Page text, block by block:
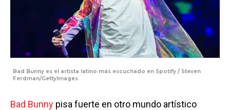
Bad Bunny es el artista latino más escuchado en Spotify / Steven
Ferdman/GettyImages
Bad Bunny pisa fuerte en otro mundo artístico